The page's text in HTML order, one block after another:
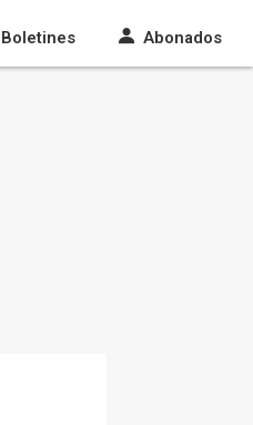
Boletines Abonados